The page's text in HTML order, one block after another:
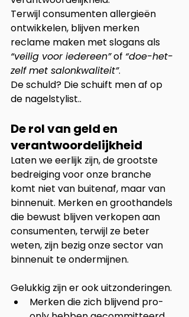
Terwijl consumenten allergieën
ontwikkelen, blijven merken
reclame maken met slogans als
“veilig voor iedereen” of “doe-het-
zelf met salonkwaliteit”.
De schuld? Die schuift men af op
de nagelstylist..
De rol van geld en
verantwoordelijkheid
Laten we eerlijk zijn, de grootste
bedreiging voor onze branche
komt niet van buitenaf, maar van
binnenuit. Merken en groothandels
die bewust blijven verkopen aan
consumenten, terwijl ze beter
weten, zijn bezig onze sector van
binnenuit te ondermijnen.
Gelukkig zijn er ook uitzonderingen.
Merken die zich blijvend pro-